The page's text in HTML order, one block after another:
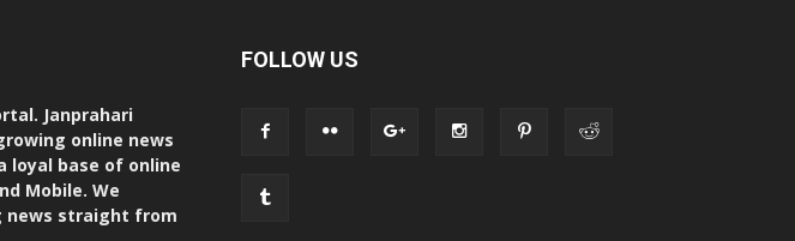
Janprahari
online news
loyal base of online
Mobile. We
news straight from
FOLLOW US